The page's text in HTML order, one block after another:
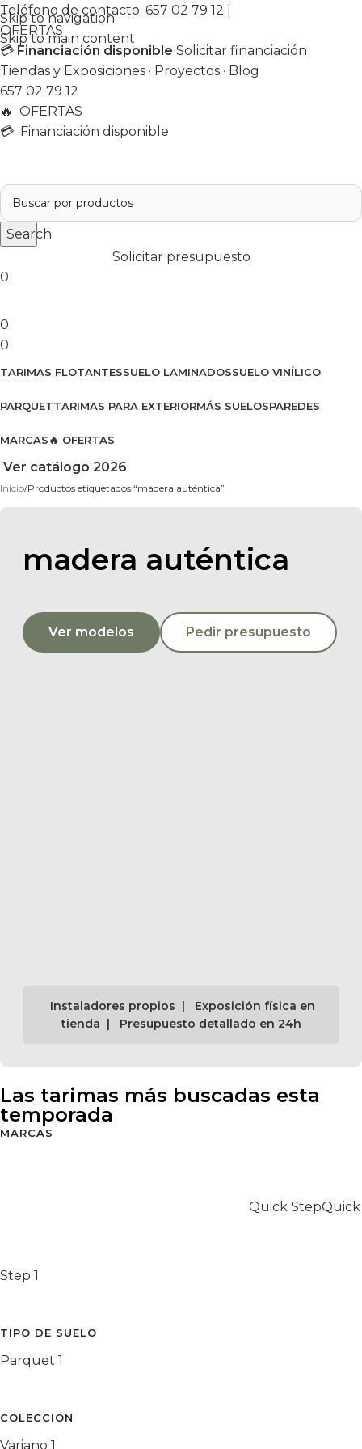
Skip to navigation
Skip to main content
Teléfono de contacto: 657 02 79 12
OFERTAS
💳 Financiación disponible Solicitar financiación
Tiendas y Exposiciones · Proyectos · Blog
657 02 79 12
🔥 OFERTAS
💳 Financiación disponible
Search
Solicitar presupuesto
0
0
0
TARIMAS FLOTANTESSUELO LAMINADOSSUELO VINÍLICO
PARQUETTARIMAS PARA EXTERIORMÁS SUELOSPAREDES
MARCAS🔥 OFERTAS
Ver catálogo 2026
Inicio Productos etiquetados “madera auténtica”
madera auténtica
Ver modelos Pedir presupuesto
Instaladores propios | Exposición física en
tienda | Presupuesto detallado en 24h
Las tarimas más buscadas esta
temporada
MARCAS
Quick StepQuick
Step 1
TIPO DE SUELO
Parquet 1
COLECCIÓN
Variano 1